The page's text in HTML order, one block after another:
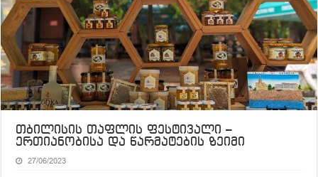
თბილისის თაფლის ფესტივალი –
ერთიანობისა და წარმატების ზეიმი
27/06/2023